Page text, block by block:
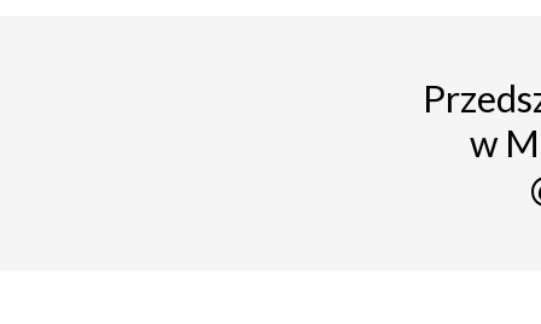
w